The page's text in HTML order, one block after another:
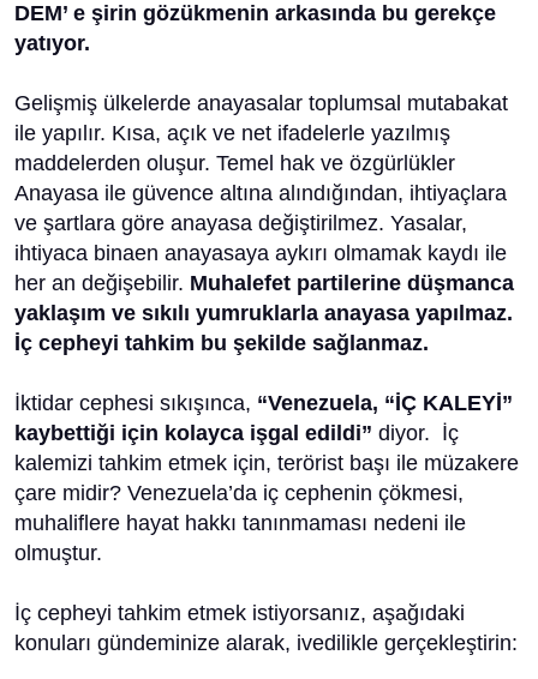
DEM’ e şirin gözükmenin arkasında bu gerekçe
yatıyor.
Gelişmiş ülkelerde anayasalar toplumsal mutabakat
ile yapılır. Kısa, açık ve net ifadelerle yazılmış
maddelerden oluşur. Temel hak ve özgürlükler
Anayasa ile güvence altına alındığından, ihtiyaçlara
ve şartlara göre anayasa değiştirilmez. Yasalar,
ihtiyaca binaen anayasaya aykırı olmamak kaydı ile
her an değişebilir. Muhalefet partilerine düşmanca
yaklaşım ve sıkılı yumruklarla anayasa yapılmaz.
İç cepheyi tahkim bu şekilde sağlanmaz.
İktidar cephesi sıkışınca, “Venezuela, “İÇ KALEYİ”
kaybettiği için kolayca işgal edildi” diyor. İç
kalemizi tahkim etmek için, terörist başı ile müzakere
çare midir? Venezuela’da iç cephenin çökmesi,
muhaliflere hayat hakkı tanınmaması nedeni ile
olmuştur.
İç cepheyi tahkim etmek istiyorsanız, aşağıdaki
konuları gündeminize alarak, ivedilikle gerçekleştirin: